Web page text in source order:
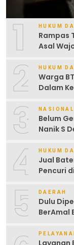
1 HUKUM
Rampas
Asal
2 HUKUM
Warga
Dalam
3 NASIONAL
Belum
Nanik S
4 HUKUM
Jual
Pencuri
5 DAERAH
Dulu
BerAmal
Layanan